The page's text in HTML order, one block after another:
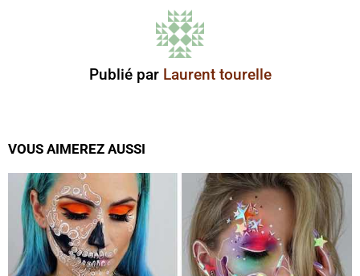
Publié par Laurent tourelle
VOUS AIMEREZ AUSSI